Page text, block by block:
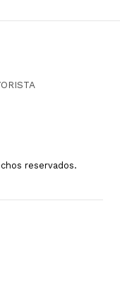
reservados.